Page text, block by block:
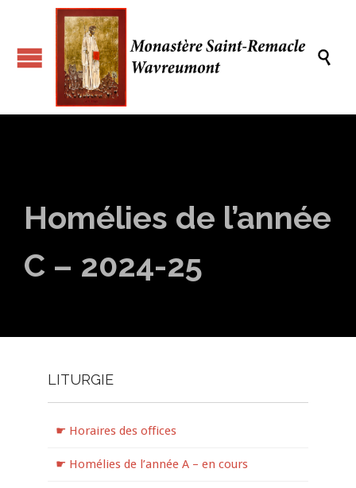

Homélies de l’année
C – 2024-25
LITURGIE
☛ Horaires des offices
☛ Homélies de l’année A – en cours